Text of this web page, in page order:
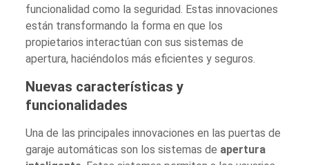
funcionalidad como la seguridad. Estas innovaciones
están transformando la forma en que los
propietarios interactúan con sus sistemas de
apertura, haciéndolos más eficientes y seguros.
Nuevas características y
funcionalidades
Una de las principales innovaciones en las puertas de
garaje automáticas son los sistemas de apertura